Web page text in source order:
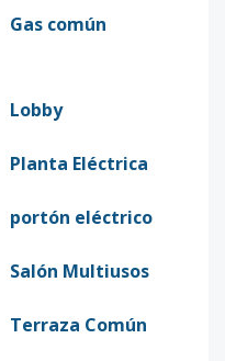
Gas común
Lobby
Planta Eléctrica
portón eléctrico
Salón Multiusos
Terraza Común